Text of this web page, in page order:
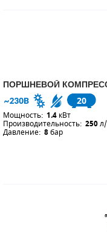
ПОРШНЕВОЙ
20
Мощность: 1.4 кВт
Производительность: 250
Давление: 8бар